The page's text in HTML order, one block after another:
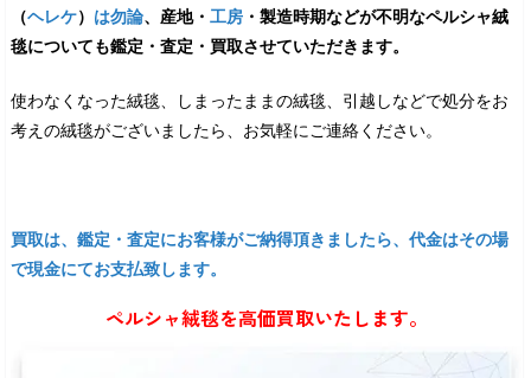
（ヘレケ） は勿論、産地・ 工房 ・製造時期などが不明なペルシャ絨
毯についても鑑定・査定・買取させていただきます。
使わなくなった絨毯、しまったままの絨毯、引越しなどで処分をお
考えの絨毯がございましたら、お気軽にご連絡ください。
買取は、鑑定・査定にお客様がご納得頂きましたら、代金はその場
で現金にてお支払致します。
ペルシャ絨毯を高価買取いたします。